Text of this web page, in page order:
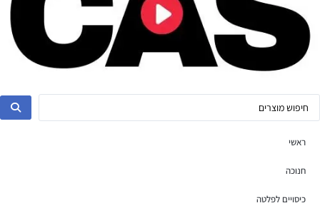
ראשי
חנוכה
כיסויים לפלטה